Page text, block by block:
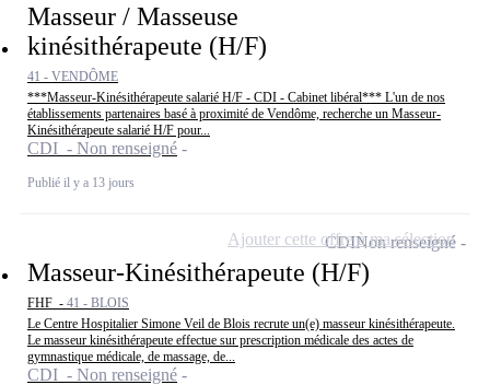
Masseur / Masseuse
kinésithérapeute (H/F)
41 - VENDÔME
***Masseur-Kinésithérapeute salarié H/F - CDI - Cabinet libéral*** L'un de nos
établissements partenaires basé à proximité de Vendôme, recherche un Masseur-
Kinésithérapeute salarié H/F pour...
CDI - Non renseigné
Publié il y a 13 jours
Masseur-Kinésithérapeute (H/F)
FHF - 41 - BLOIS
Le Centre Hospitalier Simone Veil de Blois recrute un(e) masseur kinésithérapeute.
Le masseur kinésithérapeute effectue sur prescription médicale des actes de
gymnastique médicale, de massage, de...
CDI - Non renseigné
CDINon renseigné
Ajouter cette offre à ma sélection